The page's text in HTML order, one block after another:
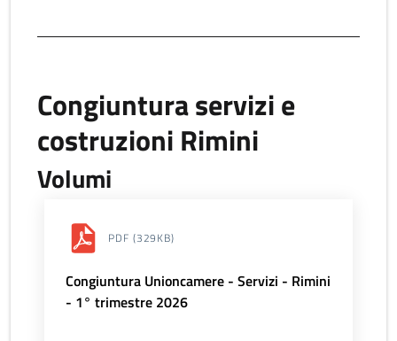
Congiuntura servizi e
costruzioni Rimini
Volumi
PDF (329KB)
Congiuntura Unioncamere - Servizi - Rimini
- 1° trimestre 2026